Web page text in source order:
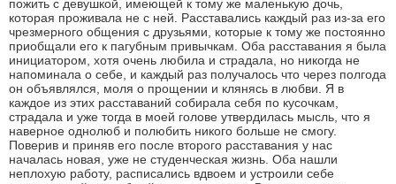
пожить с девушкой, имеющей к тому же маленькую дочь,
которая проживала не с ней. Расставались каждый раз из-за его
чрезмерного общения с друзьями, которые к тому же постоянно
приобщали его к пагубным привычкам. Оба расставания я была
инициатором, хотя очень любила и страдала, но никогда не
напоминала о себе, и каждый раз получалось что через полгода
он объявлялся, моля о прощении и клянясь в любви. Я в
каждое из этих расставаний собирала себя по кусочкам,
страдала и уже тогда в моей голове утвердилась мысль, что я
наверное однолюб и полюбить никого больше не смогу.
Поверив и приняв его после второго расставания у нас
началась новая, уже не студенческая жизнь. Оба нашли
неплохую работу, расписались вдвоем и устроили себе